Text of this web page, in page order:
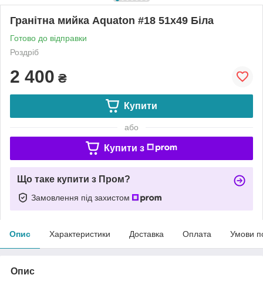
Гранітна мийка Aquaton #18 51х49 Біла
Готово до відправки
Роздріб
2 400 ₴
Купити
або
Купити з
Що таке купити з Пром?
Замовлення під захистом
Опис Характеристики Доставка Оплата Умови
Опис